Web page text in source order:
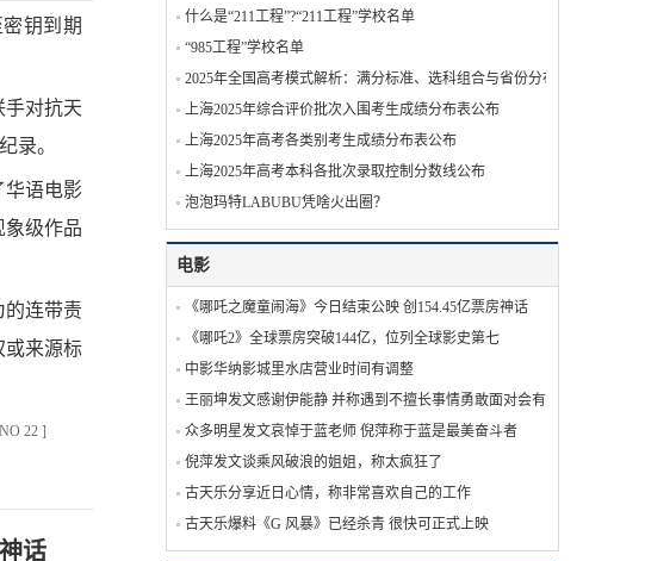
钥到期
对抗天
录。
语电影
级作品
连带责
或来源标
22 ]
话
什么是“211工程”?“211工程”学校名单
“985工程”学校名单
2025年全国高考模式解析：满分标准、选科组合与省份分布
上海2025年综合评价批次入围考生成绩分布表公布
上海2025年高考各类别考生成绩分布表公布
上海2025年高考本科各批次录取控制分数线公布
泡泡玛特LABUBU凭啥火出圈？
电影
《哪吒之魔童闹海》今日结束公映 创154.45亿票房神话
《哪吒2》全球票房突破144亿，位列全球影史第七
中影华纳影城里水店营业时间有调整
王丽坤发文感谢伊能静 并称遇到不擅长事情勇敢面对会有收获
众多明星发文哀悼于蓝老师 倪萍称于蓝是最美奋斗者
倪萍发文谈乘风破浪的姐姐，称太疯狂了
古天乐分享近日心情，称非常喜欢自己的工作
古天乐爆料《G 风暴》已经杀青 很快可正式上映